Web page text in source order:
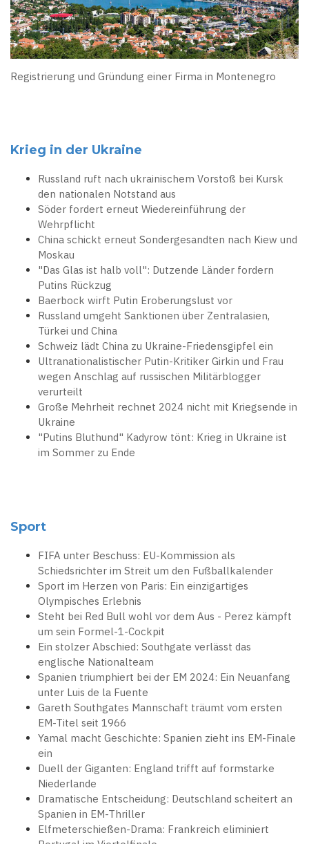
Registrierung und Gründung einer Firma in Montenegro
Krieg in der Ukraine
Russland ruft nach ukrainischem Vorstoß bei Kursk
den nationalen Notstand aus
Söder fordert erneut Wiedereinführung der
Wehrpflicht
China schickt erneut Sondergesandten nach Kiew und
Moskau
"Das Glas ist halb voll": Dutzende Länder fordern
Putins Rückzug
Baerbock wirft Putin Eroberungslust vor
Russland umgeht Sanktionen über Zentralasien,
Türkei und China
Schweiz lädt China zu Ukraine-Friedensgipfel ein
Ultranationalistischer Putin-Kritiker Girkin und Frau
wegen Anschlag auf russischen Militärblogger
verurteilt
Große Mehrheit rechnet 2024 nicht mit Kriegsende in
Ukraine
"Putins Bluthund" Kadyrow tönt: Krieg in Ukraine ist
im Sommer zu Ende
Sport
FIFA unter Beschuss: EU-Kommission als
Schiedsrichter im Streit um den Fußballkalender
Sport im Herzen von Paris: Ein einzigartiges
Olympisches Erlebnis
Steht bei Red Bull wohl vor dem Aus - Perez kämpft
um sein Formel-1-Cockpit
Ein stolzer Abschied: Southgate verlässt das
englische Nationalteam
Spanien triumphiert bei der EM 2024: Ein Neuanfang
unter Luis de la Fuente
Gareth Southgates Mannschaft träumt vom ersten
EM-Titel seit 1966
Yamal macht Geschichte: Spanien zieht ins EM-Finale
ein
Duell der Giganten: England trifft auf formstarke
Niederlande
Dramatische Entscheidung: Deutschland scheitert an
Spanien in EM-Thriller
Elfmeterschießen-Drama: Frankreich eliminiert